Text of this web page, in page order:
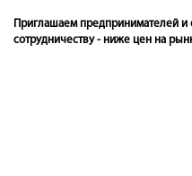
Приглашаем предпринимателей и
сотрудничеству - ниже цен на